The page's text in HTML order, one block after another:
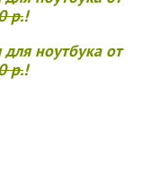
р.!
ноутбука от
р.!